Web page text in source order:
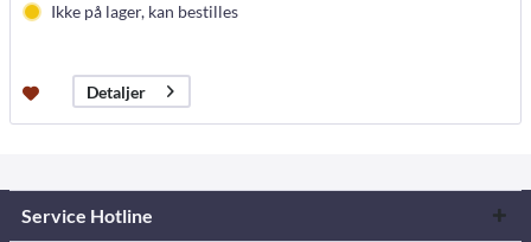
Ikke på lager, kan bestilles
Detaljer
Service Hotline